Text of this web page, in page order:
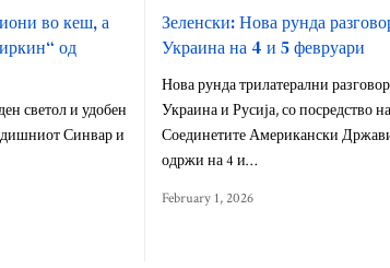
во кеш, а
од
светол и удобен
Синвар и
Зеленски: Нова рунда
Украина на 4 и 5 февруари
Нова рунда трилатерални
Украина и Русија, со посредство на
Соединетите Американски
одржи на 4 и…
February 1, 2026